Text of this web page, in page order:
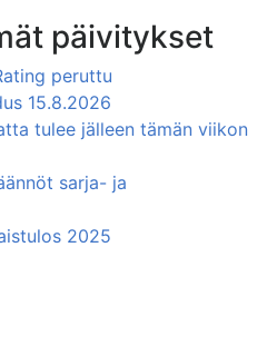
päivitykset
peruttu
15.8.2026
tulee jälleen tämän viikon
sarja- ja
2025